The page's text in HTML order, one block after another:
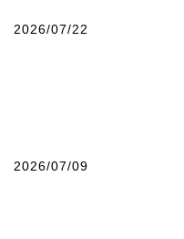
2026/07/22
2026/07/09